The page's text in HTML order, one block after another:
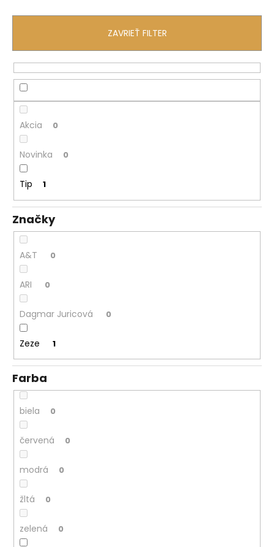
ZAVRIEŤ FILTER
Akcia 0
Novinka 0
Tip 1
Značky
A&T 0
ARI 0
Dagmar Juricová 0
Zeze 1
Farba
biela 0
červená 0
modrá 0
žltá 0
zelená 0
á
s
ť
?
O
d
p
o
ú
a
m